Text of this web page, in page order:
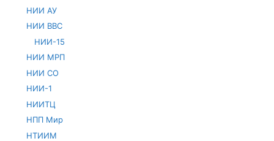
НИИ АУ
НИИ ВВС
НИИ-15
НИИ МРП
НИИ СО
НИИ-1
НИИТЦ
НПП Мир
НТИИМ